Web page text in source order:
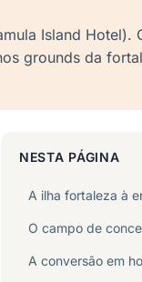
Island Hotel).
grounds da
NESTA PÁGINA
A ilha fortaleza à
O campo de
A conversão em